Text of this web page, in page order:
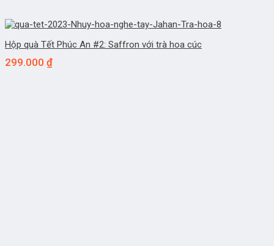
Hộp quà Tết Phúc An #2: Saffron với trà hoa cúc
299.000 ₫